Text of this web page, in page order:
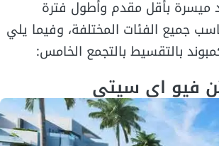
ميسرة بأقل مقدم وأطول فترة
جميع الفئات المختلفة، وفيما يلي
بالتقسيط بالتجمع الخامس:
فيو اي سيتي